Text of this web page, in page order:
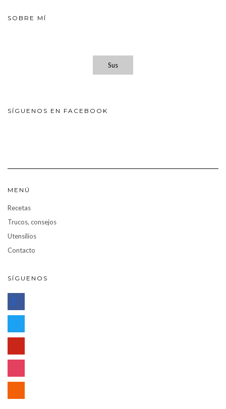
SOBRE MÍ
Sus
SÍGUENOS EN FACEBOOK
MENÚ
Recetas
Trucos, consejos
Utensilios
Contacto
SÍGUENOS
facebook
twitter
pinterest
instagram
rss